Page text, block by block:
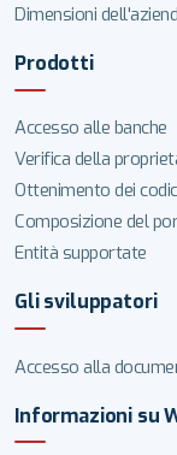
Dimensioni
Prodotti
Accesso alle banche
Verifica della
Ottenimento dei
Composizione del
Entità supportate
Gli sviluppatori
Accesso alla
Informazioni su